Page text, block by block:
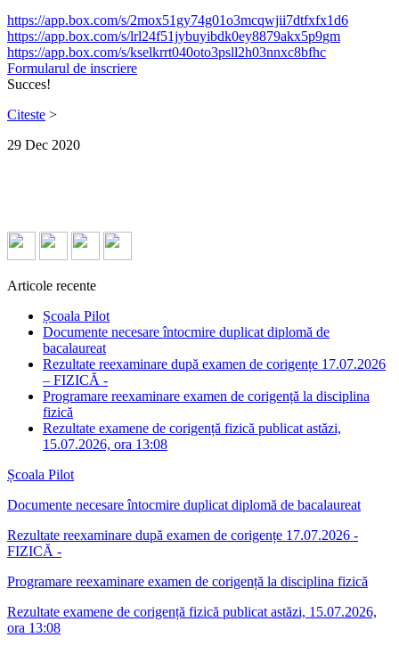
https://app.box.com/s/2mox51gy74g01o3mcqwjii7dtfxfx1d6
https://app.box.com/s/lrl24f51jybuyibdk0ey8879akx5p9gm
https://app.box.com/s/kselkrrt040oto3psll2h03nnxc8bfhc
Formularul de inscriere
Succes!
Citeste >
29 Dec 2020
Articole recente
Școala Pilot
Documente necesare întocmire duplicat diplomă de
bacalaureat
Rezultate reexaminare după examen de corigențe 17.07.2026
– FIZICĂ -
Programare reexaminare examen de corigență la disciplina
fizică
Rezultate examene de corigență fizică publicat astăzi,
15.07.2026, ora 13:08
Școala Pilot
Documente necesare întocmire duplicat diplomă de bacalaureat
Rezultate reexaminare după examen de corigențe 17.07.2026 -
FIZICĂ -
Programare reexaminare examen de corigență la disciplina fizică
Rezultate examene de corigență fizică publicat astăzi, 15.07.2026,
ora 13:08